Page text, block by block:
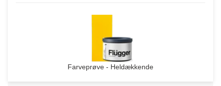
Farveprøve - Heldækkende